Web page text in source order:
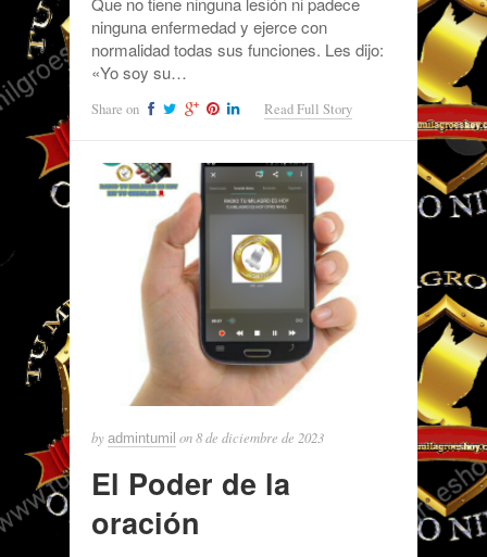
ninguna enfermedad y ejerce con
normalidad todas sus funciones. Les dijo:
«Yo soy su…
Share on Read Full Story
by admintumil on8 de diciembre de 2023
El Poder de la
oración